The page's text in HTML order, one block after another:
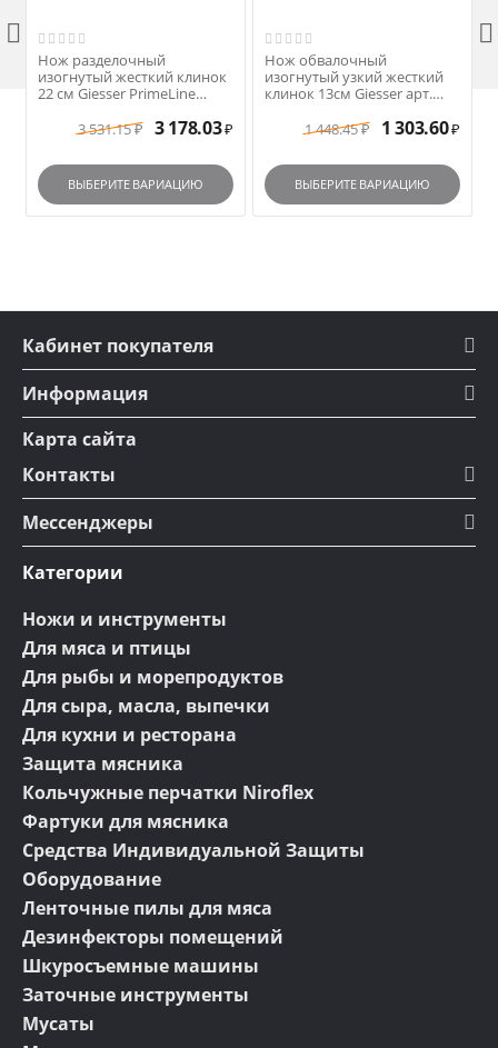
Нож разделочный
изогнутый жесткий клинок
22 см Giesser PrimeLine
3 531.15 ₽ 3 178.03 ₽
ВЫБЕРИТЕ ВАРИАЦИЮ
Нож обвалочный
изогнутый узкий жесткий
клинок 13см Giesser арт.
1 448.45 ₽ 1 303.60 ₽
ВЫБЕРИТЕ ВАРИАЦИЮ
 
Кабинет покупателя
Информация
Карта сайта
Контакты
Мессенджеры
Категории
Ножи и инструменты
Для мяса и птицы
Для рыбы и морепродуктов
Для сыра, масла, выпечки
Для кухни и ресторана
Защита мясника
Кольчужные перчатки Niroflex
Фартуки для мясника
Средства Индивидуальной Защиты
Оборудование
Ленточные пилы для мяса
Дезинфекторы помещений
Шкуросъемные машины
Заточные инструменты
Мусаты